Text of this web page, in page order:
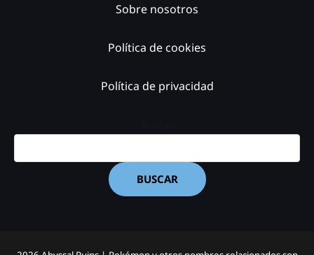
Sobre nosotros
Política de cookies
Política de privacidad
BUSCAR